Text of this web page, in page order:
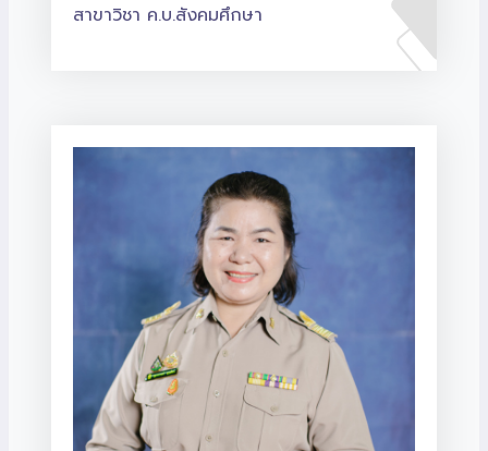
สาขาวิชา ค.บ.สังคมศึกษา